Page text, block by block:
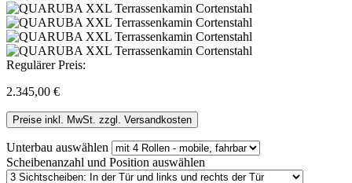
Regulärer Preis:
2.345,00 €
Preise inkl. MwSt. zzgl. Versandkosten
Unterbau auswählen
Scheibenanzahl und Position auswählen